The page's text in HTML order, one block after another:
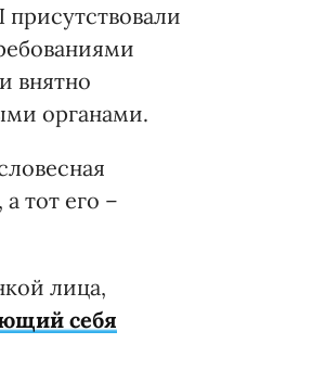
внятно
органами.
тот его –
лица,
себя